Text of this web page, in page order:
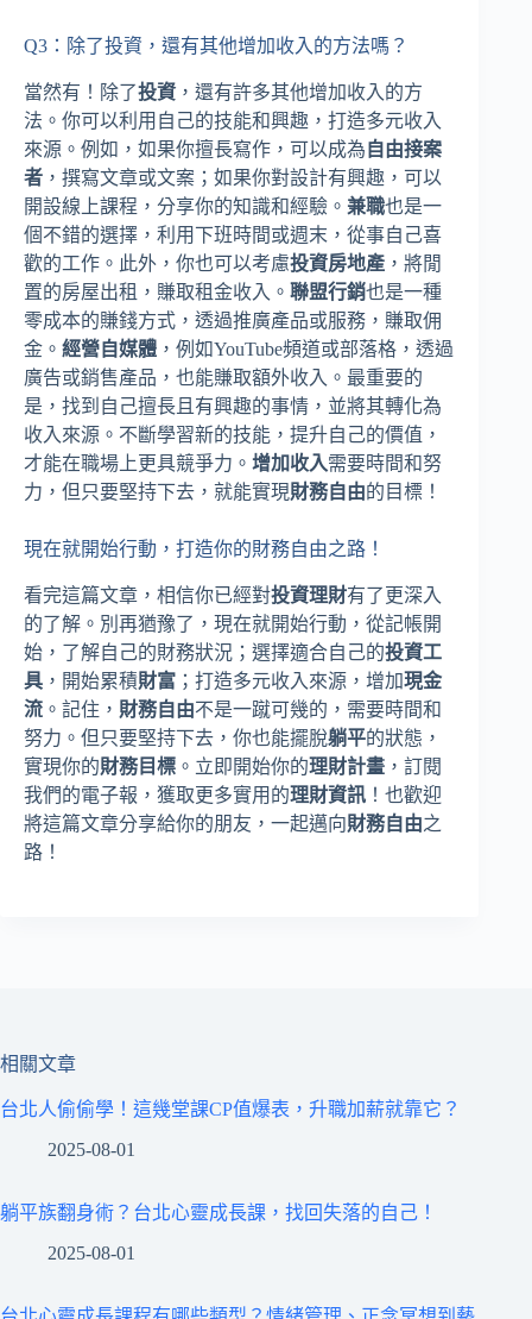
Q3：除了投資，還有其他增加收入的方法嗎？
當然有！除了投資 ，還有許多其他增加收入的方
法。你可以利用自己的技能和興趣，打造多元收入
來源。例如，如果你擅長寫作，可以成為 自由接案
者 ，撰寫文章或文案；如果你對設計有興趣，可以
開設線上課程，分享你的知識和經驗。 兼職也是一
個不錯的選擇，利用下班時間或週末，從事自己喜
歡的工作。此外，你也可以考慮投資房地產 ，將閒
置的房屋出租，賺取租金收入。 聯盟行銷也是一種
零成本的賺錢方式，透過推廣產品或服務，賺取佣
金。 經營自媒體 ，例如YouTube頻道或部落格，透過
廣告或銷售產品，也能賺取額外收入。最重要的
是，找到自己擅長且有興趣的事情，並將其轉化為
收入來源。不斷學習新的技能，提升自己的價值，
才能在職場上更具競爭力。 增加收入需要時間和努
力，但只要堅持下去，就能實現財務自由的目標！
現在就開始行動，打造你的財務自由之路！
看完這篇文章，相信你已經對投資理財有了更深入
的了解。別再猶豫了，現在就開始行動，從記帳開
始，了解自己的財務狀況；選擇適合自己的投資工
具 ，開始累積財富 ；打造多元收入來源，增加現金
流 。記住， 財務自由不是一蹴可幾的，需要時間和
努力。但只要堅持下去，你也能擺脫躺平的狀態，
實現你的財務目標 。立即開始你的理財計畫 ，訂閱
我們的電子報，獲取更多實用的理財資訊 ！也歡迎
將這篇文章分享給你的朋友，一起邁向財務自由之
路！
相關文章
台北人偷偷學！這幾堂課CP值爆表，升職加薪就靠它？
2025-08-01
躺平族翻身術？台北心靈成長課，找回失落的自己！
2025-08-01